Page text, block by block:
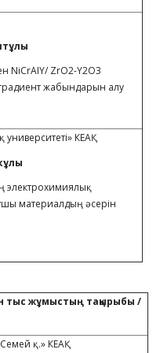
NiCrAIY/ ZrO2-Y2O3
жабындарын алу
КЕАҚ
электрохимиялық
материалдың әсерін
тыс жұмыстың тақырыбы /
қ.» КЕАҚ